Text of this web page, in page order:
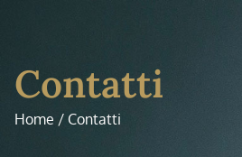
Contatti
Home / Contatti